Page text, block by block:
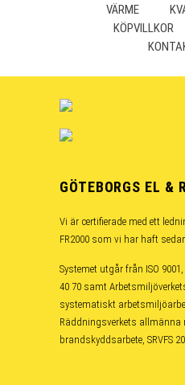
VÄRME
KÖPVILLKOR
GÖTEBORGS EL &
Vi är certifierade med ett
FR2000 som vi har haft sedan
Systemet utgår från ISO 9001,
40 70 samt
systematiskt
Räddningsverkets
brandskyddsarbete, SRVFS